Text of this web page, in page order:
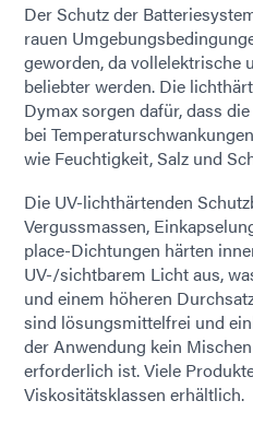
Der Schutz der
rauen
geworden, da vollelektrische
beliebter werden. Die
Dymax sorgen dafür, dass
bei
wie Feuchtigkeit, Salz und
Die UV-lichthärtenden
Vergussmassen,
place-Dichtungen härten
UV-/sichtbarem Licht aus,
und einem höheren
sind lösungsmittelfrei und
der Anwendung kein
erforderlich ist. Viele
Viskositätsklassen erhältlich.